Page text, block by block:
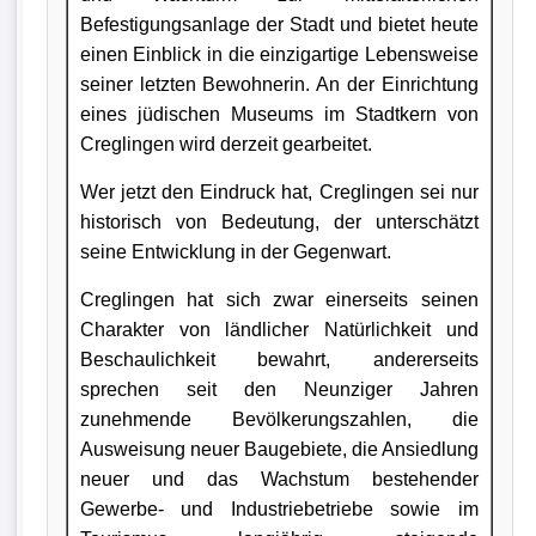
Befestigungsanlage der Stadt und bietet heute
einen Einblick in die einzigartige Lebensweise
seiner letzten Bewohnerin. An der Einrichtung
eines jüdischen Museums im Stadtkern von
Creglingen wird derzeit gearbeitet.
Wer jetzt den Eindruck hat, Creglingen sei nur
historisch von Bedeutung, der unterschätzt
seine Entwicklung in der Gegenwart.
Creglingen hat sich zwar einerseits seinen
Charakter von ländlicher Natürlichkeit und
Beschaulichkeit bewahrt, andererseits
sprechen seit den Neunziger Jahren
zunehmende Bevölkerungszahlen, die
Ausweisung neuer Baugebiete, die Ansiedlung
neuer und das Wachstum bestehender
Gewerbe- und Industriebetriebe sowie im